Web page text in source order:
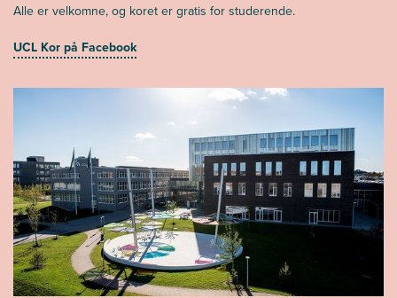
Alle er velkomne, og koret er gratis for studerende.
UCL Kor på Facebook